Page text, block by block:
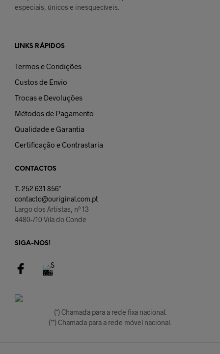
especiais, únicos e inesquecíveis.
LINKS RÁPIDOS
Termos e Condições
Custos de Envio
Trocas e Devoluções
Métodos de Pagamento
Qualidade e Garantia
Certificação e Contrastaria
CONTACTOS
T. 252 631 856*
contacto@ouriginal.com.pt
Largo dos Artistas, nº 13
4480-710 Vila do Conde
SIGA-NOS!
(*) Chamada para a rede fixa nacional.
(**) Chamada para a rede móvel nacional.